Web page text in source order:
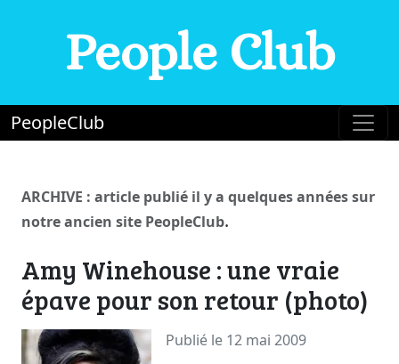
People Club
PeopleClub
ARCHIVE : article publié il y a quelques années sur
notre ancien site PeopleClub.
Amy Winehouse : une vraie
épave pour son retour (photo)
Publié le 12 mai 2009